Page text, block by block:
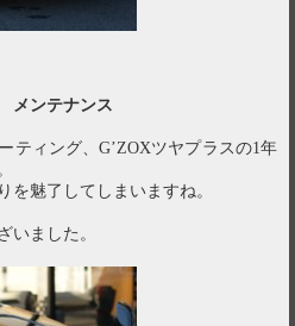
メンテナンス
ィング、G’ZOXツヤプラスの1年
魅了してしまいますね。
ました。